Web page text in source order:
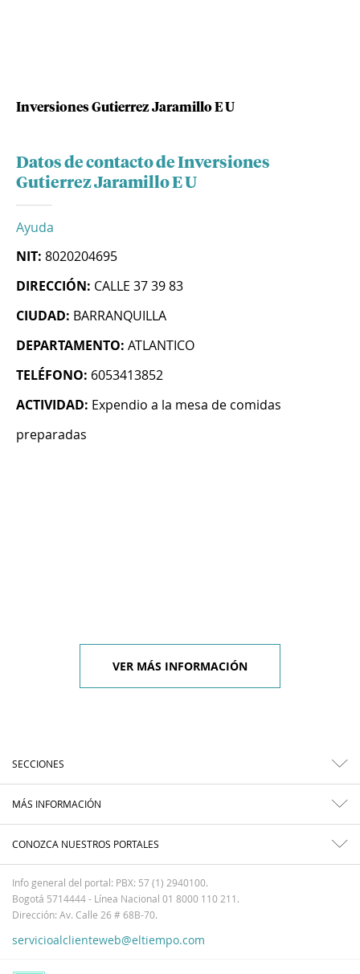
Inversiones Gutierrez Jaramillo E U
Datos de contacto de Inversiones
Gutierrez Jaramillo E U
Ayuda
NIT: 8020204695
DIRECCIÓN: CALLE 37 39 83
CIUDAD: BARRANQUILLA
DEPARTAMENTO: ATLANTICO
TELÉFONO: 6053413852
ACTIVIDAD: Expendio a la mesa de comidas
preparadas
VER MÁS INFORMACIÓN
SECCIONES
MÁS INFORMACIÓN
CONOZCA NUESTROS PORTALES
Info general del portal: PBX: 57 (1) 2940100.
Bogotá 5714444 - Línea Nacional 01 8000 110 211.
Dirección: Av. Calle 26 # 68B-70.
servicioalclienteweb@eltiempo.com